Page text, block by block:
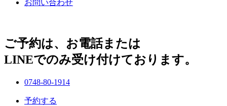
お問い合わせ
ご予約は、お電話または
LINEでのみ受け付けております。
0748-80-1914
予約する